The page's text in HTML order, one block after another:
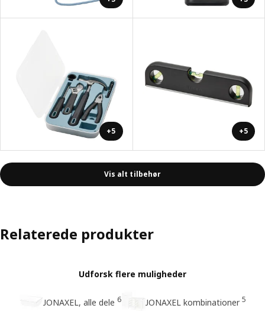
+5 +5
Vis alt tilbehør
Relaterede produkter
Udforsk flere muligheder
JONAXEL, alle dele 6 JONAXEL kombinationer 5